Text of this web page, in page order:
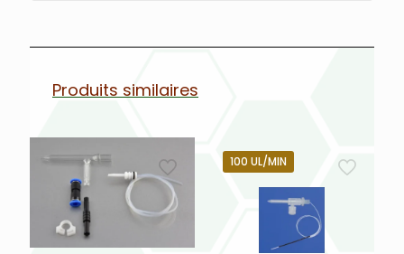
Produits similaires
100 UL/MIN